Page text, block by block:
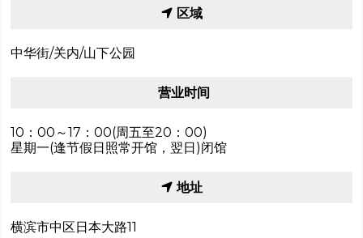
区域
中华街/关内/山下公园
营业时间
10：00～17：00(周五至20：00)
星期一(逢节假日照常开馆，翌日)闭馆
地址
横滨市中区日本大路11